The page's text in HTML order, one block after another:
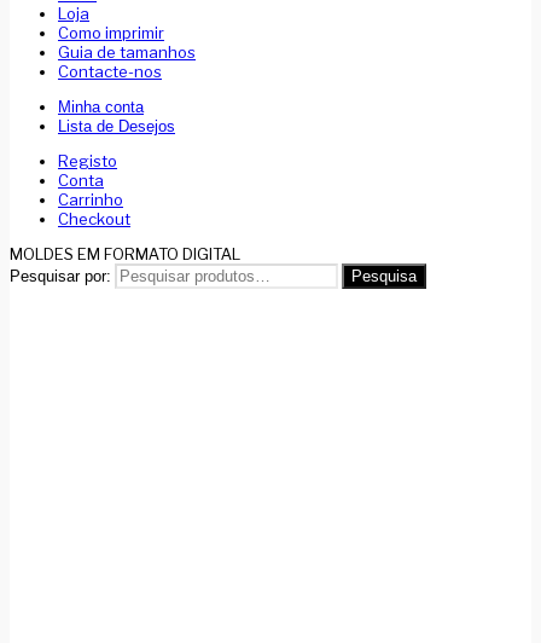
Loja
Como imprimir
Guia de tamanhos
Contacte-nos
Minha conta
Lista de Desejos
Registo
Conta
Carrinho
Checkout
MOLDES EM FORMATO DIGITAL
Pesquisar por: Pesquisa